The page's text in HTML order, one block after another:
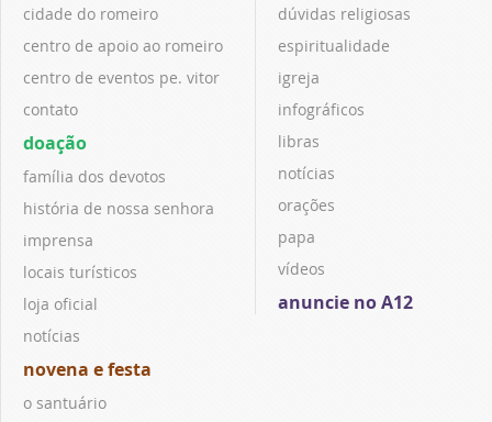
cidade do romeiro
centro de apoio ao romeiro
centro de eventos pe. vitor
contato
doação
família dos devotos
história de nossa senhora
imprensa
locais turísticos
loja oficial
notícias
novena e festa
o santuário
dúvidas religiosas
espiritualidade
igreja
infográficos
libras
notícias
orações
papa
vídeos
anuncie no A12